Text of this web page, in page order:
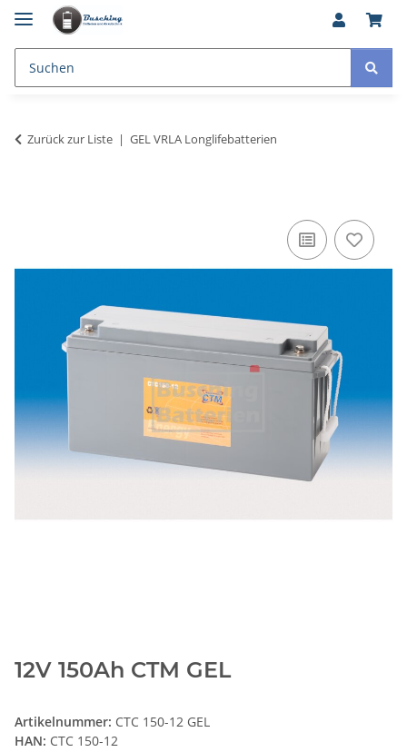
Zurück zur Liste GEL VRLA Longlifebatterien
12V 150Ah CTM GEL
Artikelnummer: CTC 150-12 GEL
HAN: CTC 150-12